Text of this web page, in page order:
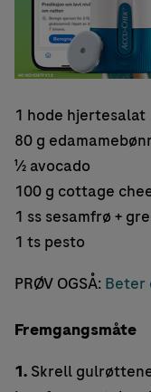
1 hode hjertesalat
80 g
½ avocado
100 g cottage
1 ss sesamfrø +
1 ts pesto
PRØV OGSÅ: Beter
Fremgangsmåte
1. Skrell